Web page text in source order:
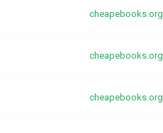
cheapebooks.org
cheapebooks.org
cheapebooks.org